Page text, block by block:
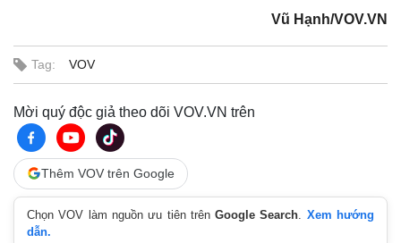
Vũ Hạnh/VOV.VN
Tag: VOV
Mời quý độc giả theo dõi VOV.VN trên
Thêm VOV trên Google
Chọn VOV làm nguồn ưu tiên trênGoogle Search
Xem hướng
dẫn.